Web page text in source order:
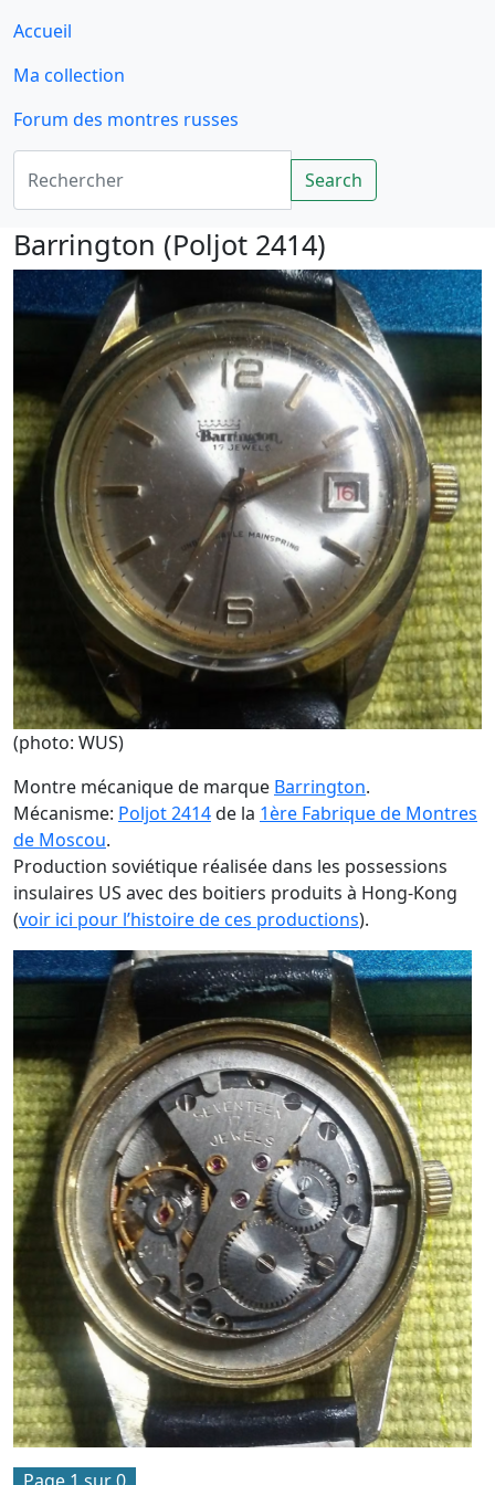
Accueil
Ma collection
Forum des montres russes
Rechercher
Search
Barrington (Poljot 2414)
(photo: WUS)
Montre mécanique de marque Barrington.
Mécanisme: Poljot 2414de la 1ère Fabrique de Montres
de Moscou.
Production soviétique réalisée dans les possessions
insulaires US avec des boitiers produits à Hong-Kong
(voir ici pour l’histoire de ces productions).